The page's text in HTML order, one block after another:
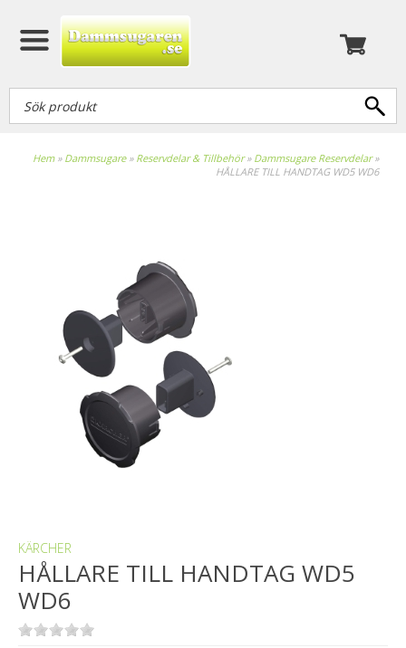
Hem» Dammsugare» Reservdelar & Tillbehör» Dammsugare Reservdelar»
HÅLLARE TILL HANDTAG WD5 WD6
KÄRCHER
HÅLLARE TILL HANDTAG WD5
WD6